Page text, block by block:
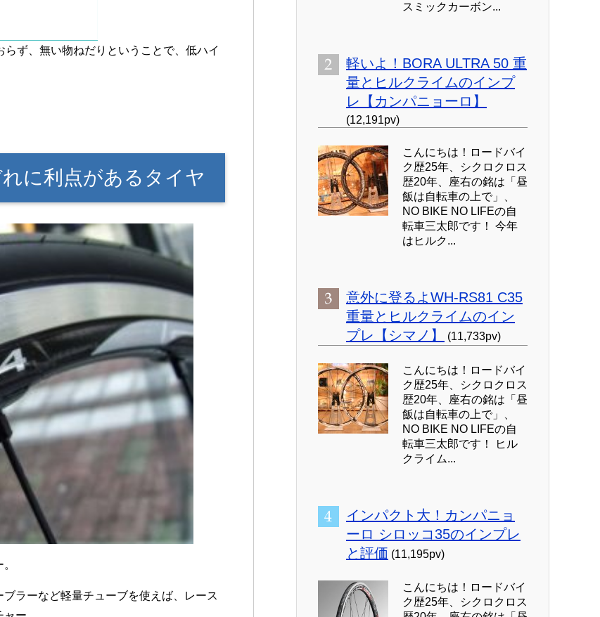
ず、無い物ねだりということで、低ハイ
に利点があるタイヤ
ラーなど軽量チューブを使えば、レース
スミックカーボン...
軽いよ！BORA ULTRA 50 重
量とヒルクライムのインプ
レ【カンパニョーロ】
(12,191pv)
こんにちは！ロードバイ
ク歴25年、シクロクロス
歴20年、座右の銘は「昼
飯は自転車の上で」、
NO BIKE NO LIFEの自
転車三太郎です！ 今年
はヒルク...
意外に登るよWH-RS81 C35
重量とヒルクライムのイン
プレ【シマノ】
(11,733pv)
こんにちは！ロードバイ
ク歴25年、シクロクロス
歴20年、座右の銘は「昼
飯は自転車の上で」、
NO BIKE NO LIFEの自
転車三太郎です！ ヒル
クライム...
インパクト大！カンパニョ
ーロ シロッコ35のインプレ
と評価 (11,195pv)
こんにちは！ロードバイ
ク歴25年、シクロクロス